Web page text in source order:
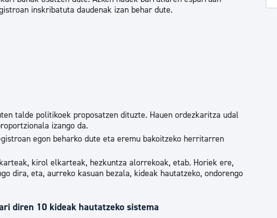
Udal administrazioa
inskribatuta daudenak izan behar dute.
talde politikoek proposatzen dituzte. Hauen ordezkaritza udal
izango da.
egon beharko dute eta eremu bakoitzeko herritarren
kirol elkarteak, hezkuntza alorrekoak, etab. Horiek ere,
dira, eta, aurreko kasuan bezala, kideak hautatzeko, ondorengo
diren 10 kideak hautatzeko sistema